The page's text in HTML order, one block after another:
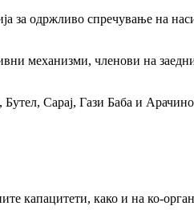
за одржливо спречување на
механизми, членови на
Сарај, Гази Баба и
капацитети, како и на ко-